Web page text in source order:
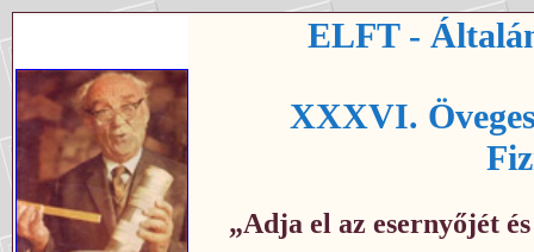
ELFT -
XXXVI.
„Adja el az esernyőjét